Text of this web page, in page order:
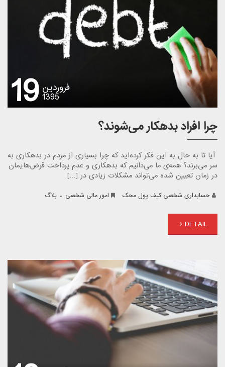
19 فروردین
1395
چرا افراد بدهکار می‌شوند؟
آیا تا به حال به این فکر کرده‌اید که چرا بسیاری از مردم در بدهکاری به
سر می‌برند؟ همه‌ی ما می‌دانیم که بدهکاری و عدم پرداخت قرض‌هایمان
در زمان تعیین شده می‌تواند مشکلات زیادی در […]
حسابداری شخصی کیف پول محک امور مالی شخصی . بلاگ
DETAIL